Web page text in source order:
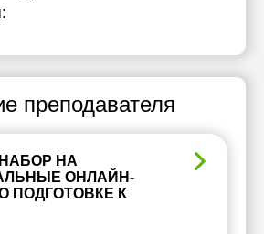
преподавателя
НА
ОНЛАЙН-
ПОДГОТОВКЕ К